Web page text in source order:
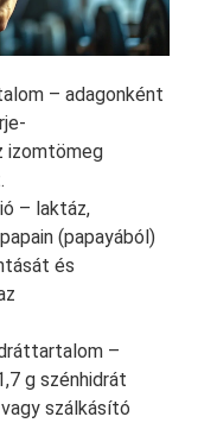
– adagonként
izomtömeg
– laktáz,
(papayából)
és
–
g szénhidrát
szálkásító